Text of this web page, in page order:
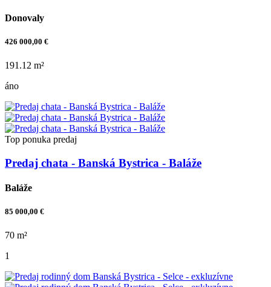
Donovaly
426 000,00 €
191.12 m²
áno
Top ponuka predaj
Predaj chata - Banská Bystrica - Baláže
Baláže
85 000,00 €
70 m²
1